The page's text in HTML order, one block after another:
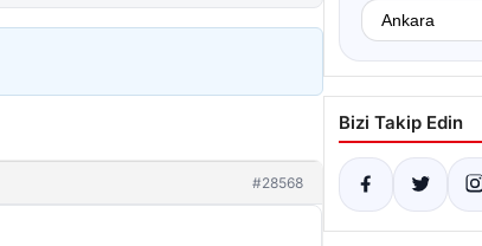
#28568
Bizi Takip Edin